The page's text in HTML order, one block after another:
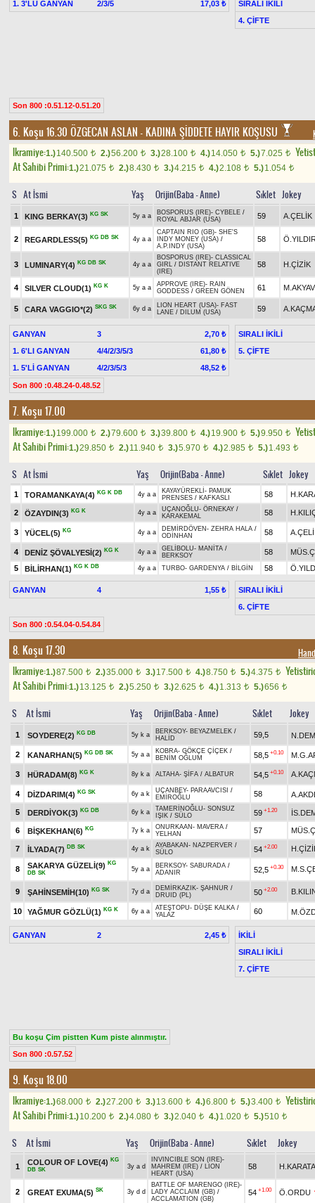
1. 3'LÜ GANYAN 2/3/5 17,03 ₺
SIRALI İKİLİ
4. ÇİFTE
Son 800 :0.51.12-0.51.20
6. Koşu 16.30 ÖZGECAN ASLAN - KADINA ŞİDDETE HAYIR KOŞUSU
Ikramiye:1.)140.500 t 2.)56.200 t 3.)28.100 t 4.)14.050 t 5.)7.025 t
At Sahibi Primi:1.)21.075 t 2.)8.430 t 3.)4.215 t 4.)2.108 t 5.)1.054 t
S At İsmi Yaş Orijin(Baba - Anne) Sıklet Jokey
1 KING BERKAY(3) KG SK 5y a a BOSPORUS (IRE)- CYBELE /
ROYAL ABJAR (USA)
59 A.ÇELİK
2 REGARDLESS(5) KG DB SK 4y a a
CAPTAIN RIO (GB)- SHE'S
INDY MONEY (USA) /
A.P.INDY (USA)
58
3 LUMINARY(4) KG DB SK 4y a a
BOSPORUS (IRE)- CLASSICAL
GIRL / DISTANT RELATIVE
(IRE)
58 H.ÇİZİK
4 SILVER CLOUD(1) KG K 5y a a APPROVE (IRE)- RAIN
GODDESS / GREEN GÖNEN 61
5 CARA VAGGIO*(2) SKG SK 6y d a LION HEART (USA)- FAST
LANE / DILUM (USA) 59
GANYAN 3
2,70 ₺
1. 6'LI GANYAN
4/4/2/3/5/3
61,80 ₺
1. 5'Lİ GANYAN
4/2/3/5/3 48,52 ₺
SIRALI İKİLİ
5. ÇİFTE
Son 800 :0.48.24-0.48.52
7. Koşu 17.00
Ikramiye:1.)199.000 t 2.)79.600 t 3.)39.800 t 4.)19.900 t 5.)9.950 t
At Sahibi Primi:1.)29.850 t 2.)11.940 t 3.)5.970 t 4.)2.985 t 5.)1.493 t
S At İsmi Yaş Orijin(Baba - Anne) Sıklet Jokey
1 TORAMANKAYA(4) KG K DB 4y a a KAYAYÜREKLİ - PAMUK
PRENSES / KAFKASLI 58
2 ÖZAYDIN(3) KG K 4y a a UÇANOĞLU- ÖRNEKAY /
KARAKEMAL
58
3 YÜCEL(5) KG 4y a a DEMİRDÖVEN - ZEHRA HALA /
ODİNHAN
58
4 DENİZ ŞÖVALYESİ(2) KG K 4y a a GELİBOLU- MANİTA /
BERKSOY
58
5
BİLİRHAN(1) KG K DB 4y a a TURBO- GARDENYA / BİLGİN 58
GANYAN 4 1,55 ₺
SIRALI İKİLİ
6. ÇİFTE
Son 800 :0.54.04-0.54.84
8. Koşu 17.30
Ikramiye:1.)87.500 t 2.)35.000 t 3.)17.500 t 4.)8.750 t 5.)4.375 t
At Sahibi Primi:1.)13.125 t 2.)5.250 t 3.)2.625 t 4.)1.313 t 5.)656 t
S At İsmi Yaş Orijin(Baba - Anne) Sıklet Jokey
1 SOYDERE(2) KG DB 5y k a BERKSOY- BEYAZMELEK /
HALİD
59,5
2 KANARHAN(5) KG DB SK 5y a a KOBRA- GÖKÇE ÇİÇEK /
BENİM OĞLUM
58,5 +0.10
3 HÜRADAM(8) KG K 8y k a ALTAHA- ŞİFA / ALBATUR 54,5 +0.10
4 DİZDARIM(4) KG SK 6y a k UÇANBEY- PARAAVCISI /
EMİROĞLU
58
5 DERDİYOK(3) KG DB 6y k a TAMERİNOĞLU- SONSUZ
IŞIK / SÜLO 59 +1.20
6 BİŞKEKHAN(6) KG 7y k a ONURKAAN - MAVERA /
YELHAN
57
7 İLYADA(7) DB SK 4y a k AYABAKAN - NAZPERVER /
SÜLO
54 +2.00
8 SAKARYA GÜZELİ(9) KG
DB SK
5y a a BERKSOY- SABURADA /
ADANIR
52,5 +0.30
9 ŞAHİNSEMİH(10) KG SK 7y d a DEMİRKAZIK- ŞAHNUR /
DRUID (PL)
50 +2.00
10 YAĞMUR GÖZLÜ(1) KG K 6y a a ATEŞTOPU- DÜŞE KALKA /
YALAZ
60
GANYAN 2 2,45 ₺
İKİLİ
SIRALI İKİLİ
7. ÇİFTE
Bu koşu Çim pistten Kum piste alınmıştır.
Son 800 :0.57.52
9. Koşu 18.00
Ikramiye:1.)68.000 t 2.)27.200 t 3.)13.600 t 4.)6.800 t 5.)3.400 t
At Sahibi Primi:1.)10.200 t 2.)4.080 t 3.)2.040 t 4.)1.020 t 5.)510 t
S At İsmi Yaş Orijin(Baba - Anne) Sıklet Jokey
1
COLOUR OF LOVE(4) KG
DB SK 3y a d
INVINCIBLE SON (IRE)-
MAHREM (IRE) / LION
HEART (USA)
58
2 GREAT EXUMA(5) SK 3y d d
BATTLE OF MARENGO (IRE)-
LADY ACCLAIM (GB) /
ACCLAMATION (GB)
54 +1.00 Ö.ORDU